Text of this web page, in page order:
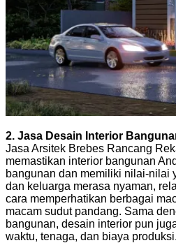
2. Jasa Desain Interior
Jasa Arsitek Brebes Rancang
memastikan interior bangunan
bangunan dan memiliki nilai-nilai
dan keluarga merasa nyaman,
cara memperhatikan berbagai
macam sudut pandang. Sama
bangunan, desain interior pun
waktu, tenaga, dan biaya produksi.